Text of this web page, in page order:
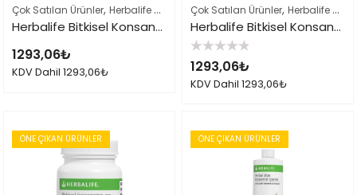
Çok Satılan Ürünler, Herbalife Çayları ve İçeçekler ,Herbalife Ürün Listesi
Herbalife Bitkisel Konsantre Çay 50gr Limon
1293,06₺
KDV Dahil 1293,06₺
Çok Satılan Ürünler, Herbalife Çayları ve İçeçekler
Herbalife Bitkisel Konsantre Çay 50gr Ahududu
5
üzerinden
0
oy
1293,06₺
KDV Dahil 1293,06₺
ÖNE ÇIKAN ÜRÜNLER ÖNE ÇIKAN ÜRÜNLER